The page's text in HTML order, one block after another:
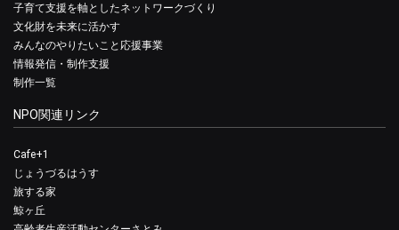
子育て支援を軸としたネットワークづくり
文化財を未来に活かす
みんなのやりたいこと応援事業
情報発信・制作支援
制作一覧
NPO関連リンク
Cafe+1
じょうづるはうす
旅する家
鯨ヶ丘